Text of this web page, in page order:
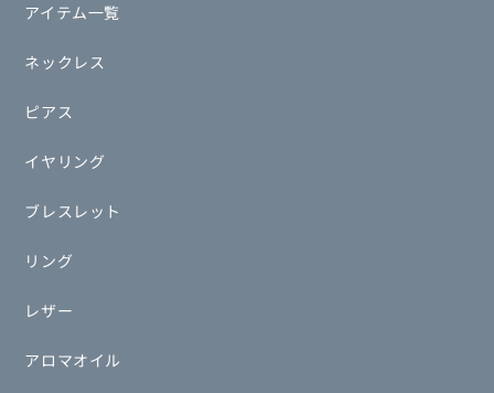
アイテム一覧
ネックレス
ピアス
イヤリング
ブレスレット
リング
レザー
アロマオイル